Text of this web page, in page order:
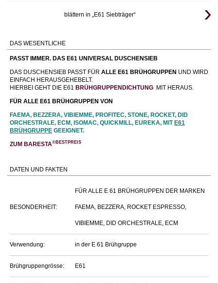
blättern in „E61 Siebträger“
DAS WESENTLICHE
PASST IMMER. DAS E61 UNIVERSAL DUSCHENSIEB
DAS DUSCHENSIEB PASST FÜR ALLE E61 BRÜHGRUPPEN UND WIRD
EINFACH HERAUSGEHEBELT.
HIERBEI GEHT DIE E61 BRÜHGRUPPENDICHTUNG MIT HERAUS.
FÜR ALLE E61 BRÜHGRUPPEN VON
FAEMA, BEZZERA, VIBIEMME, PROFITEC, STONE, ROCKET, DID
ORCHESTRALE, ECM, ISOMAC, QUICKMILL, EUREKA, MITE61
BRÜHGRUPPE GEEIGNET.
ZUM BARESTA®BESTPREIS
DATEN UND FAKTEN
BESONDERHEIT:
FÜR ALLE E 61 BRÜHGRUPPEN DER MARKEN
FAEMA, BEZZERA, ROCKET ESPRESSO,
VIBIEMME, DID ORCHESTRALE, ECM
Verwendung: in der E 61 Brühgruppe
Brühgruppengrösse: E61